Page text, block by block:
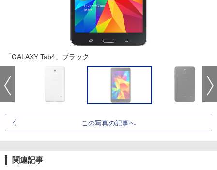
「GALAXY Tab4」ブラック
この写真の記事へ
関連記事